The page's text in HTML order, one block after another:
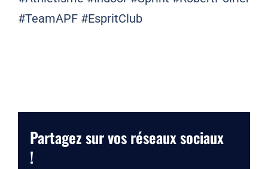
#TeamAPF #EspritClub
Partagez sur vos réseaux sociaux
!